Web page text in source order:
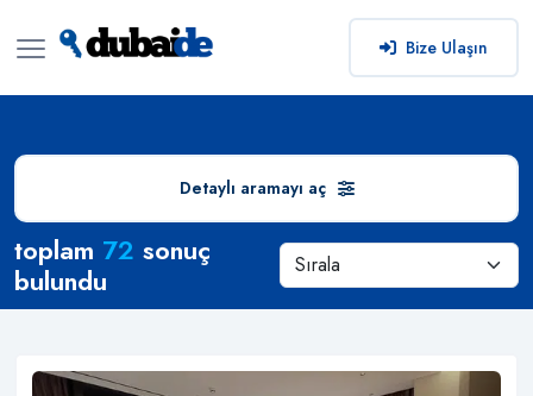
Bize Ulaşın
Arama SonuçlarıDetaylı aramayı aç
toplam 72 sonuç
bulundu